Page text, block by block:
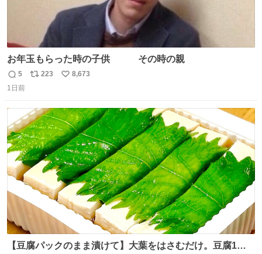
お年玉もらった時の子供 その時の親
返
信
5
リ
ト
数
223
い
数
8,673
1日前
【豆腐パックのまま漬けて】大葉をはさむだけ。豆腐1